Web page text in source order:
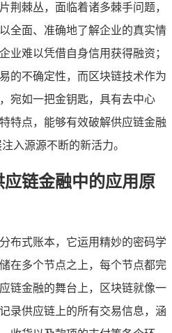
荆棘丛，面临着诸多棘手问题，
全面、准确地了解企业的真实情
业难以凭借自身信用获得融资；
的不确定性，而区块链技术作为
宛如一把金钥匙，具有去中心
特点，能够有效破解供应链金融
入源源不断的新活力。
应链金融中的应用原
布式账本，它运用精妙的密码学
在多个节点之上，每个节点都完
链金融的舞台上，区块链就像一
录供应链上的所有交易信息，涵